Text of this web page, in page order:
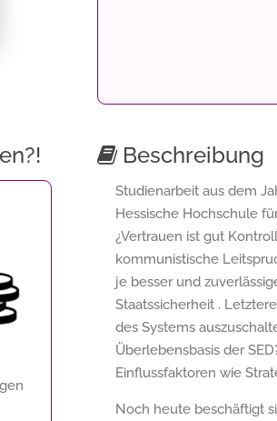
Beschreibung
Studienarbeit aus dem
Hessische Hochschule
¿Vertrauen ist gut
kommunistische
je besser und
Staatssicherheit .
des Systems
Überlebensbasis der
Einflussfaktoren wie
Noch heute beschäftigt